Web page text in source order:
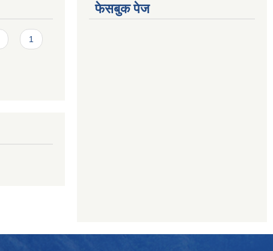
1
फेसबुक पेज